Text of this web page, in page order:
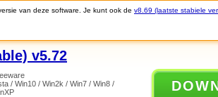
van deze software. Je kunt ook de v8.69 (laatste stabiele
v5.72
/ Win10 / Win2k / Win7 / Win8 /